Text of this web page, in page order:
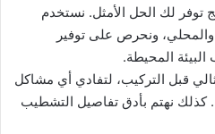
توفر لك الحل الأمثل. نستخدم
والمحلي، ونحرص على توفير
المحيطة.
قبل التركيب، لتفادي أي مشاكل
كذلك نهتم بأدق تفاصيل التشطيب